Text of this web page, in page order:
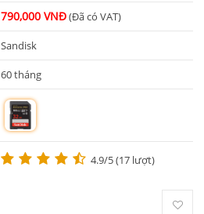
790,000 VNĐ(Đã có VAT)
Sandisk
60 tháng
m
4.9/5 (17 lượt)